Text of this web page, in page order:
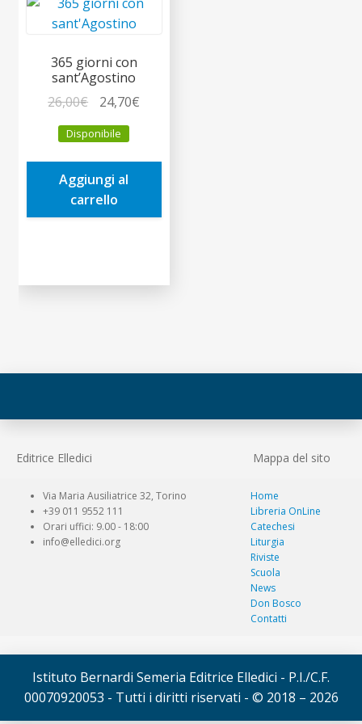
365 giorni con
sant’Agostino
26,00€
prezzo
originale
era:
26,00€.
24,70€
è:
Disponibile
Aggiungi al
carrello
Editrice Elledici Mappa del sito
Via Maria Ausiliatrice 32, Torino
+39 011 9552 111
Orari uffici: 9.00 - 18:00
info@elledici.org
Home
Libreria OnLine
Catechesi
Liturgia
Riviste
Scuola
News
Don Bosco
Contatti
Istituto Bernardi Semeria Editrice Elledici - P.I./C.F.
00070920053 - Tutti i diritti riservati - © 2018 – 2026